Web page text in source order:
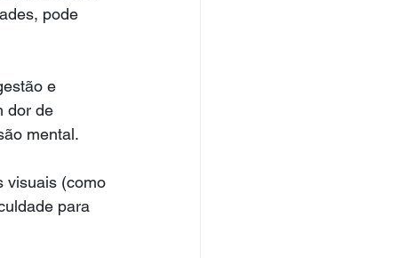
pode
e
dor de
mental.
visuais (como
para